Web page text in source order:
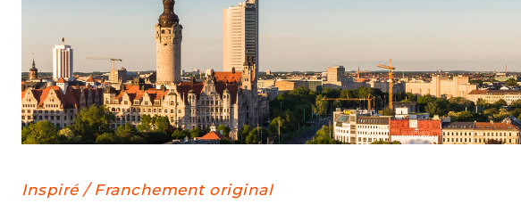
Inspiré/Franchement original